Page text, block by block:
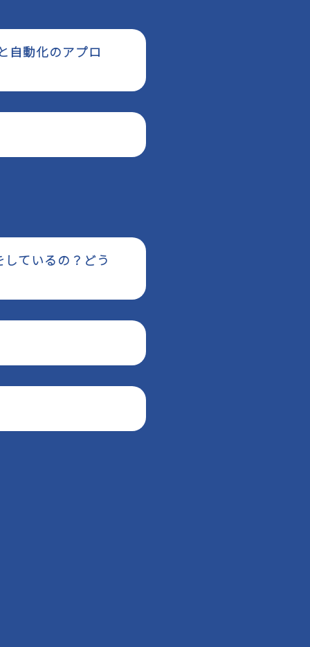
自動化のアプロ
ているの？どう